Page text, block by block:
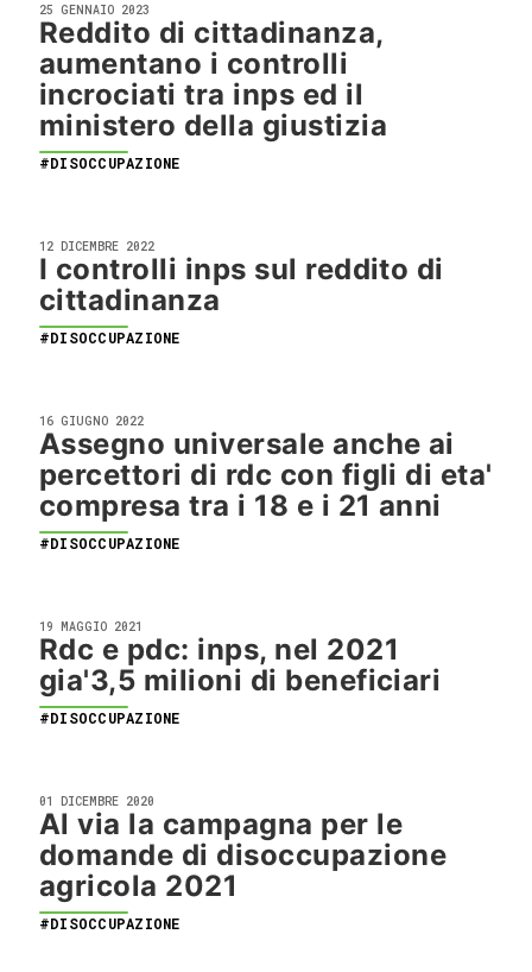
25 GENNAIO 2023
Reddito di cittadinanza,
aumentano i controlli
incrociati tra inps ed il
ministero della giustizia
#DISOCCUPAZIONE
12 DICEMBRE 2022
I controlli inps sul reddito di
cittadinanza
#DISOCCUPAZIONE
16 GIUGNO 2022
Assegno universale anche ai
percettori di rdc con figli di eta'
compresa tra i 18 e i 21 anni
#DISOCCUPAZIONE
19 MAGGIO 2021
Rdc e pdc: inps, nel 2021
gia'3,5 milioni di beneficiari
#DISOCCUPAZIONE
01 DICEMBRE 2020
Al via la campagna per le
domande di disoccupazione
agricola 2021
#DISOCCUPAZIONE